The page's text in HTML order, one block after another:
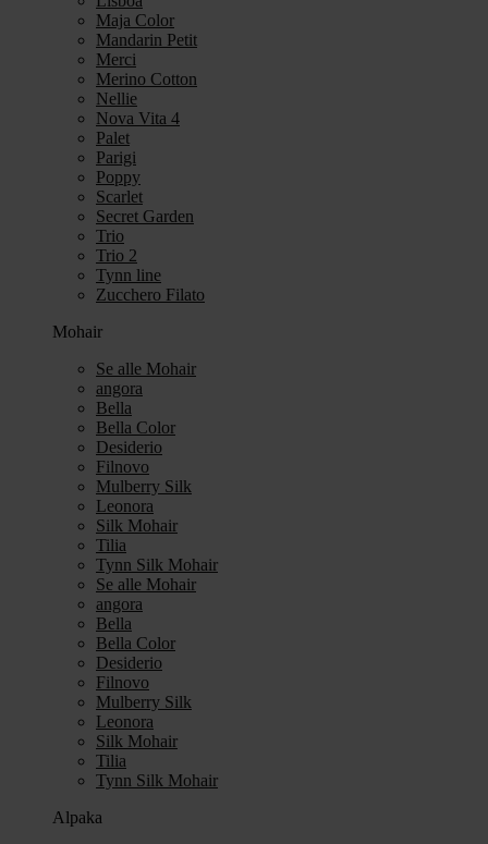
Maja Color
Mandarin Petit
Merci
Merino Cotton
Nellie
Nova Vita 4
Palet
Parigi
Poppy
Scarlet
Secret Garden
Trio
Trio 2
Tynn line
Zucchero Filato
Mohair
Se alle Mohair
angora
Bella
Bella Color
Desiderio
Filnovo
Mulberry Silk
Leonora
Silk Mohair
Tilia
Tynn Silk Mohair
Se alle Mohair
angora
Bella
Bella Color
Desiderio
Filnovo
Mulberry Silk
Leonora
Silk Mohair
Tilia
Tynn Silk Mohair
Alpaka